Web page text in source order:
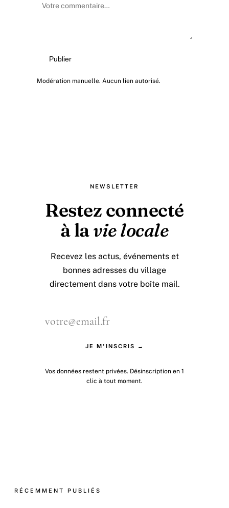
Publier
Modération manuelle. Aucun lien autorisé.
NEWSLETTER
Restez connecté
à lavie locale
Recevez les actus, événements et
bonnes adresses du village
directement dans votre boîte mail.
JE M'INSCRIS →
Vos données restent privées. Désinscription en 1
clic à tout moment.
RÉCEMMENT PUBLIÉS